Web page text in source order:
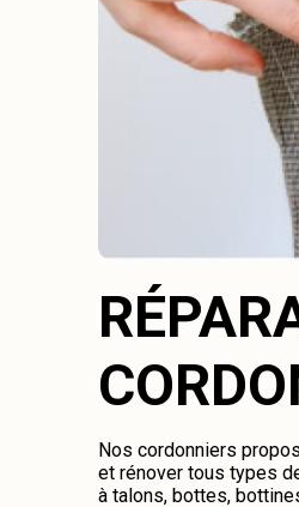
Nos cordonniers
et rénover tous types
à talons, bottes,